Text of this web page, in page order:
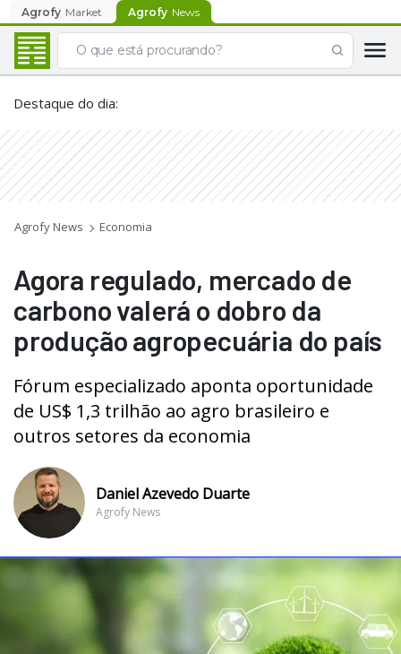
Agrofy Market Agrofy News
Destaque do dia:
Agrofy News Economia
Agora regulado, mercado de
carbono valerá o dobro da
produção agropecuária do país
Fórum especializado aponta oportunidade
de US$ 1,3 trilhão ao agro brasileiro e
outros setores da economia
Daniel Azevedo Duarte
Agrofy News